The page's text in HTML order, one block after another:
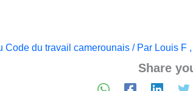
Code du travail camerounais/ Par Louis F
Share